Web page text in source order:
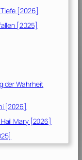
[2026]
[2025]
der Wahrheit
[2026]
Mary [2026]